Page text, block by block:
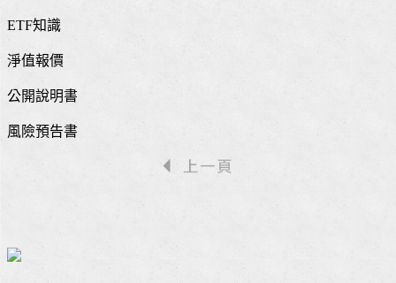
ETF知識
淨值報價
公開說明書
風險預告書